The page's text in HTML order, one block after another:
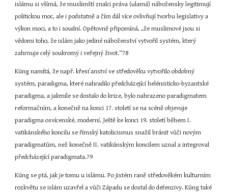
islámu si všímá, že muslimští znalci práva (ulamá) nábožensky legitimují
politickou moc, ale i podstatně a čím dál více ovlivňují tvorbu legislativy a
výkon moci, a to i soudní. Opětovně připomíná, „že muslimové jsou si
vědomi toho, že islám jako jediné náboženství vytvořil systém, který
zahrnuje celý soukromý i veřejný život.“78
Küng namítá, že např. křesťanství ve středověku vytvořilo obdobný
systém, paradigma, které nahradilo předcházející helénisticko-byzantské
paradigma, a jakmile se dostalo do krize, bylo nahrazeno paradigmatem
reformačním, a konečně na konci 17. století se na scéně objevuje
paradigma osvícenské, moderní. Ještě ke konci 19. století během I.
vatikánského koncilu se římský katolicismus snažil bránit vůči novým
paradigmatům, než konečně II. vatikánským koncilem uznal a integroval
předcházející paradigmata.79
Küng se ptá, jak je tomu u islámu. Po jistém raně středověkém kulturním
rozkvětu se islám uzavřel a vůči Západu se dostal do defenzivy. Küng také